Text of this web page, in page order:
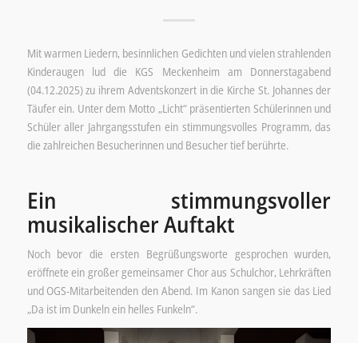
Mit warmen Liedern, besinnlichen Gedichten und vielen strahlenden
Kinderaugen lud die KGS Meckenheim am Donnerstagabend
(04.12.2025) zu ihrem Adventskonzert in die Kirche St. Johannes der
Täufer ein. Unter dem Motto „Licht“ präsentierten Schülerinnen und
Schüler aller Jahrgangsstufen ein stimmungsvolles Programm, das
die zahlreichen Besucherinnen und Besucher tief berührte.
Ein stimmungsvoller
musikalischer Auftakt
Noch bevor die ersten Begrüßungsworte gesprochen wurden,
eröffnete ein großer gemeinsamer Chor aus Schulchor, Lehrkräften
und OGS-Mitarbeitenden den Abend. Im Kanon sangen sie das Lied
„Da ist im Dunkeln ein helles Funkeln“.